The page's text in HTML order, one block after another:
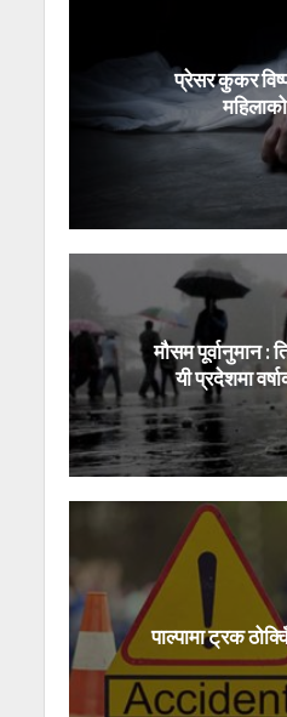
प्रेसर कुकर
मौसम पूर्वानुमान :
यी प्रदेशमा
पाल्पामा ट्रक